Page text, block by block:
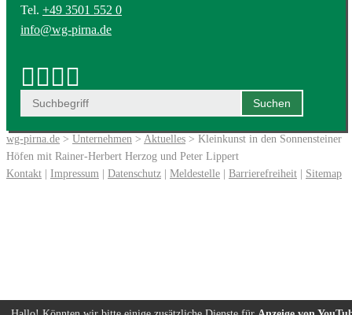
Tel. +49 3501 552 0
info@wg-pirna.de
wg-pirna.de > Unternehmen > Aktuelles > Kleinkunst in den Sonnensteiner
Höfen mit Rainer-Herbert Herzog und Peter Lippert
Kontakt | Impressum | Datenschutz | Meldestelle | Barrierefreiheit | Sitemap